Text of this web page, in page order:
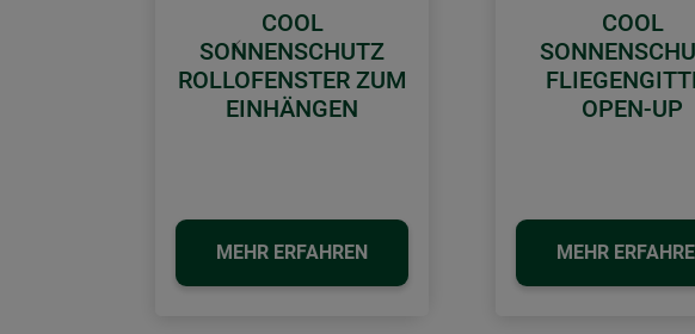
COOL
SONNENSCHUTZ
ROLLOFENSTER ZUM
EINHÄNGEN
MEHR ERFAHREN
COOL
OPEN-UP
MEHR
Zurück